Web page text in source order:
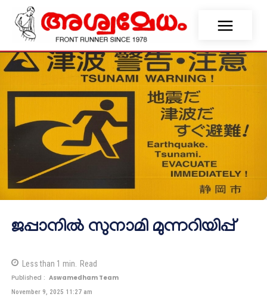
ജപ്പാനിൽ സുനാമി മുന്നറിയിപ്പ്
Less than 1 min. Read
Published : Aswamedham Team
November 9, 2025 11:27 am